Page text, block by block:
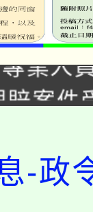
入校路
賠案件
度第
結果(
知識
-政